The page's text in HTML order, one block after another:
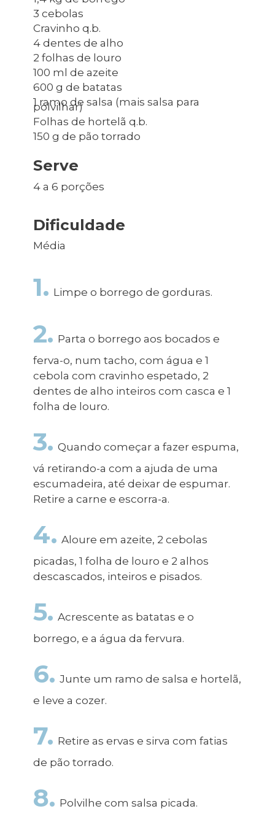
3 cebolas
Cravinho q.b.
4 dentes de alho
2 folhas de louro
100 ml de azeite
600 g de batatas
1 ramo de salsa (mais salsa para
polvilhar)
Folhas de hortelã q.b.
150 g de pão torrado
Serve
4 a 6 porções
Dificuldade
Média
1. Limpe o borrego de gorduras.
2. Parta o borrego aos bocados e
ferva-o, num tacho, com água e 1
cebola com cravinho espetado, 2
dentes de alho inteiros com casca e 1
folha de louro.
3. Quando começar a fazer espuma,
vá retirando-a com a ajuda de uma
escumadeira, até deixar de espumar.
Retire a carne e escorra-a.
4. Aloure em azeite, 2 cebolas
picadas, 1 folha de louro e 2 alhos
descascados, inteiros e pisados.
5. Acrescente as batatas e o
borrego, e a água da fervura.
6. Junte um ramo de salsa e hortelã,
e leve a cozer.
7. Retire as ervas e sirva com fatias
de pão torrado.
8. Polvilhe com salsa picada.